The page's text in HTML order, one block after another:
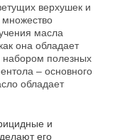
верхушек и
множество
масла
она обладает
полезных
– основного
обладает
и
его